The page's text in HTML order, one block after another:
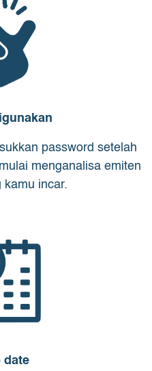
password setelah
menganalisa emiten
kamu incar.
date